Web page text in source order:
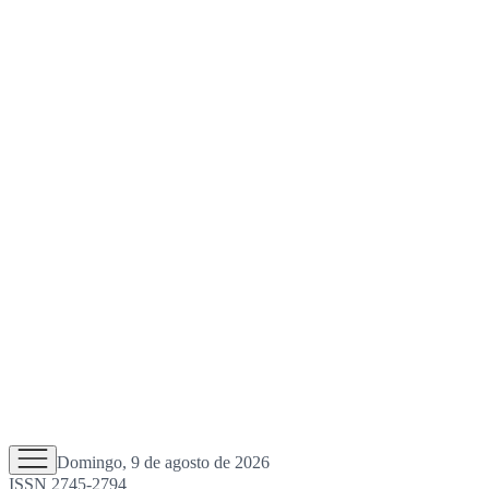
Domingo, 9 de agosto de 2026
ISSN 2745-2794